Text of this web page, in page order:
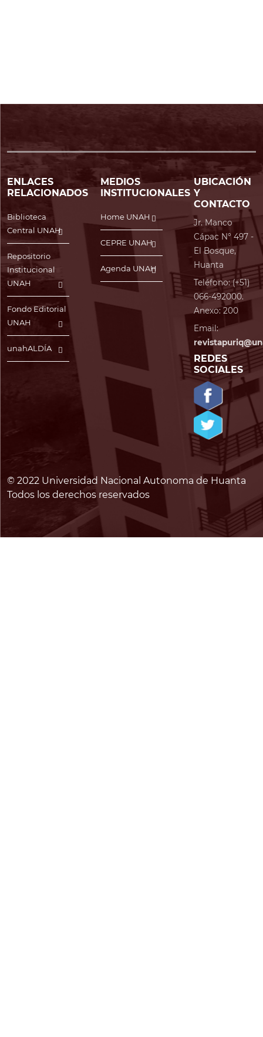
ENLACES
RELACIONADOS
Biblioteca
Central UNAH
Repositorio
Institucional
UNAH
Fondo Editorial
UNAH
unahALDÍA
MEDIOS
INSTITUCIONALES
Home UNAH
CEPRE UNAH
Agenda UNAH
UBICACIÓN
Y
CONTACTO
Jr. Manco
Cápac N° 497 -
El Bosque,
Huanta
Teléfono: (+51)
066-492000.
Anexo: 200
Email:
REDES
SOCIALES
© 2022 Universidad Nacional Autonoma de Huanta
Todos los derechos reservados